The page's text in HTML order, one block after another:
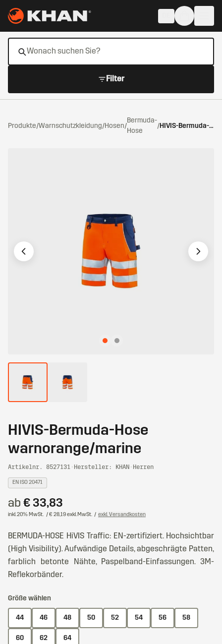
Filter
Produkte/Warnschutzkleidung/Hosen/
Bermuda-
Hose
/ HIVIS-Bermuda-Hose warnorange/marine
HIVIS-Bermuda-Hose
warnorange/marine
Artikelnr. 8527131 · Hersteller: KHAN · Herren
EN ISO 20471
ab € 33,83
inkl. 20% MwSt. / € 28,19 exkl. MwSt. / exkl. Versandkosten
BERMUDA-HOSE HiVIS Traffic: EN-zertifiziert. Hochsichtbar
(High Visibility). Aufwändige Details, abgeschrägte Patten,
farblich betonte Nähte, Paspelband-Einfassungen. 3M-
Reflekorbänder.
Größe wählen
44 46 48 50 52 54 56 58
60 62 64